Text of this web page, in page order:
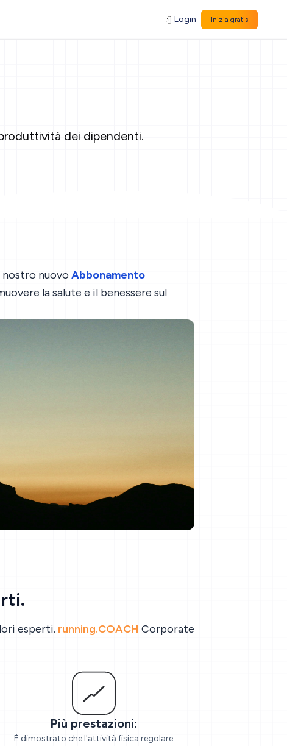
Login Inizia gratis
dei dipendenti.
nostro nuovo Abbonamento
la salute e il benessere sul
esperti. running.COACH Corporate
Più prestazioni:
È dimostrato che l'attività fisica regolare